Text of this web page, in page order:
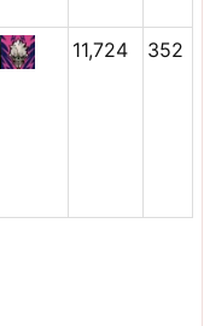
11,724 352